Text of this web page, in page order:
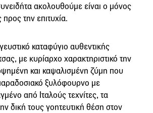
ακολουθούμε είναι ο μόνος
την επιτυχία.
καταφύγιο αυθεντικής
με κυρίαρχο χαρακτηριστικό την
και καψαλισμένη ζύμη που
ξυλόφουρνο με
από Ιταλούς τεχνίτες, τα
δική τους γοητευτική θέση στον